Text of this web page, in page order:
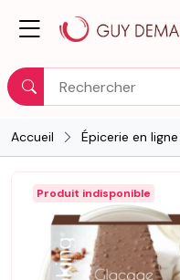
Rechercher
Accueil Épicerie en ligne
Produit indisponible